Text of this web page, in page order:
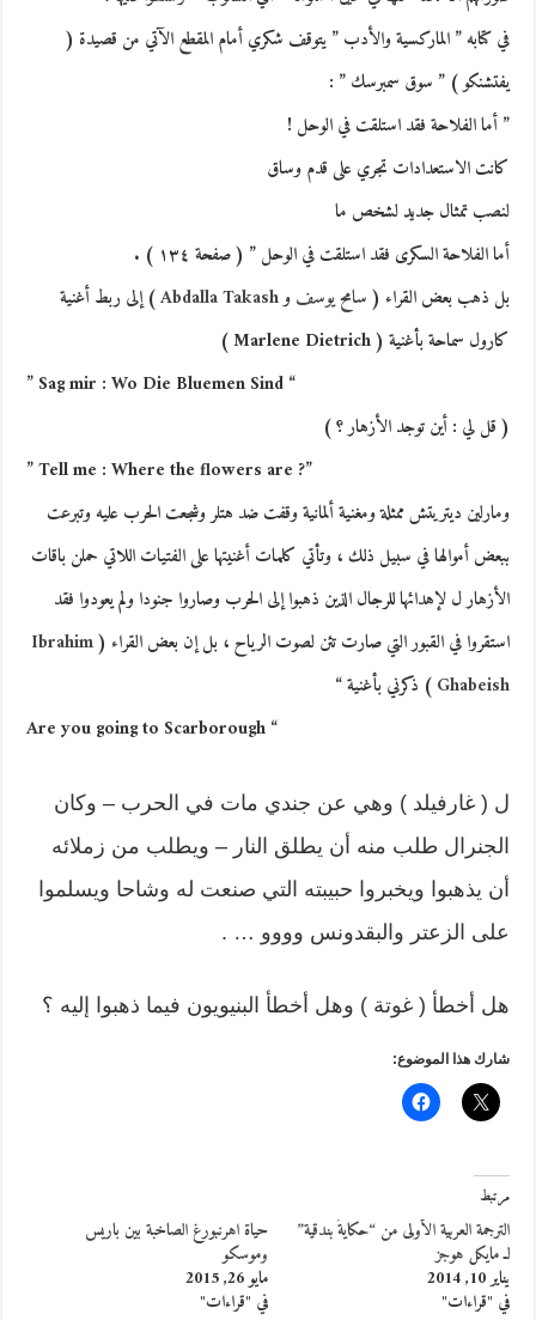
في كتابه ” الماركسية والأدب ” يتوقف شكري أمام المقطع الآتي من قصيدة (
يفتشنكو ) ” سوق سمبرسك ” :
” أما الفلاحة فقد استلقت في الوحل !
كانت الاستعدادات تجري على قدم وساق
لنصب تمثال جديد لشخص ما
أما الفلاحة السكرى فقد استلقت في الوحل ” ( صفحة ١٣٤ ) .
بل ذهب بعض القراء (سامح يوسفوAbdalla Takash) إلى ربط أغنية
كارول سماحة بأغنية ( Marlene Dietrich )
” Sag mir : Wo Die Bluemen Sind “
( قل لي : أين توجد الأزهار ؟ )
” Tell me : Where the flowers are ?”
ومارلين ديتريتش ممثلة ومغنية ألمانية وقفت ضد هتلر وشجعت الحرب عليه وتبرعت
ببعض أموالها في سبيل ذلك ، وتأتي كلمات أغنيتها على الفتيات اللاتي حملن باقات
الأزهار ل لإهدائها للرجال الذين ذهبوا إلى الحرب وصاروا جنودا ولم يعودوا فقد
استقروا في القبور التي صارت تئن لصوت الرياح ، بل إن بعض القراء (Ibrahim
Ghabeish) ذكرني بأغنية “
Are you going to Scarborough “
ل ( غارفيلد ) وهي عن جندي مات في الحرب – وكان
الجنرال طلب منه أن يطلق النار – ويطلب من زملائه
أن يذهبوا ويخبروا حبيبته التي صنعت له وشاحا ويسلموا
على الزعتر والبقدونس وووو … .
هل أخطأ ( غوتة ) وهل أخطأ البنيويون فيما ذهبوا إليه ؟
شارك هذا الموضوع:
مرتبط
الترجمة العربية الأولى من “حكايةُ بندقية”
لـ مايكل هوجز
يناير 10, 2014
في "قراءات"
حياة اهرنبورغ الصاخبة بين باريس
وموسكو
مايو 26, 2015
في "قراءات"